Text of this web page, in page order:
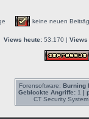
keine neuen
Views heute:53.170 | Views
Forensoftware: Burning
Geblockte Angriffe:1 |
CT Security